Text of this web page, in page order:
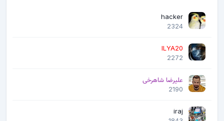
hacker
2324
ILYA20
2272
علیرضا شاهرخی
2190
iraj